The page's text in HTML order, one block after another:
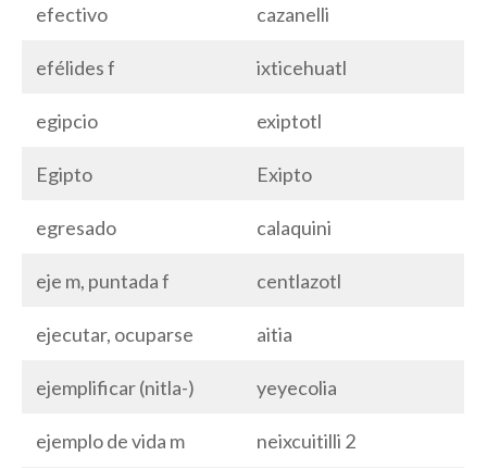
efectivo cazanelli
efélides f ixticehuatl
egipcio exiptotl
Egipto Exipto
egresado calaquini
eje m, puntada f centlazotl
ejecutar, ocuparse aitia
ejemplificar (nitla-) yeyecolia
ejemplo de vida m neixcuitilli 2